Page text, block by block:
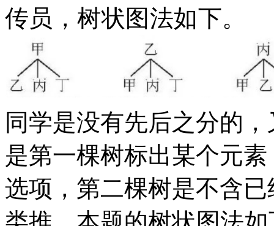
传员，树状图法如下。
同学是没有先后之分的
是第一棵树标出某个元
选项，第二棵树是不含